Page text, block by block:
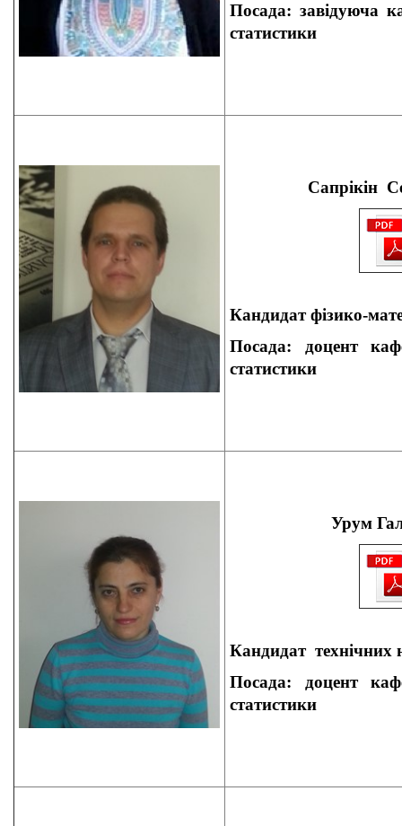
Посада: завідуюча
статистики
Сапрікін
Кандидатфізико-
Посада: доцент
статистики
Урум
Кандидат технічних
Посада: доцент
статистики